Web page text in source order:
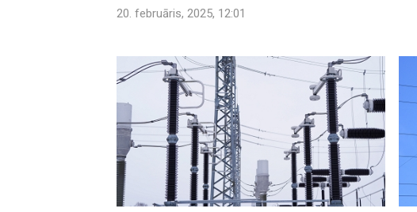
20. februāris, 2025, 12:01